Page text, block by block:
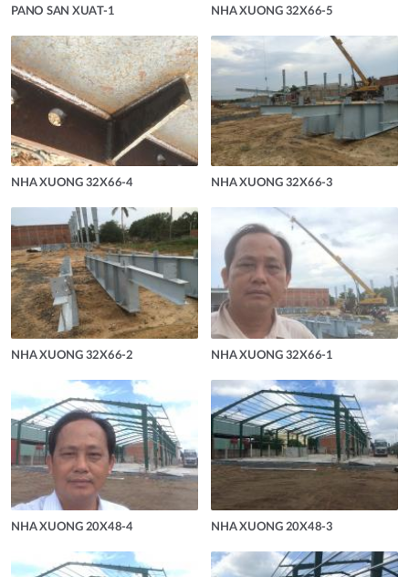
PANO SAN XUAT-1 NHA XUONG 32X66-5
NHA XUONG 32X66-4 NHA XUONG 32X66-3
NHA XUONG 32X66-2 NHA XUONG 32X66-1
NHA XUONG 20X48-4 NHA XUONG 20X48-3